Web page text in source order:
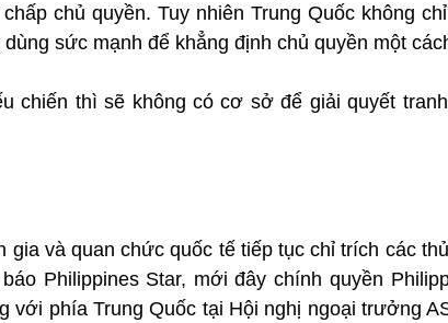
chủ quyền. Tuy nhiên Trung Quốc không chỉ
sức mạnh để khẳng định chủ quyền một
chiến thì sẽ không có cơ sở để giải quyết
gia và quan chức quốc tế tiếp tục chỉ trích các
Philippines Star, mới đây chính quyền
với phía Trung Quốc tại Hội nghị ngoại trưởng